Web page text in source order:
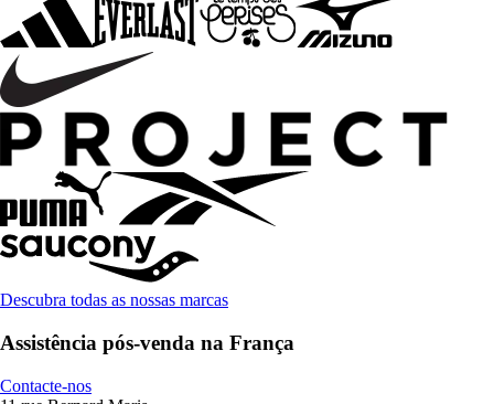
Descubra todas as nossas marcas
Assistência pós-venda na França
Contacte-nos